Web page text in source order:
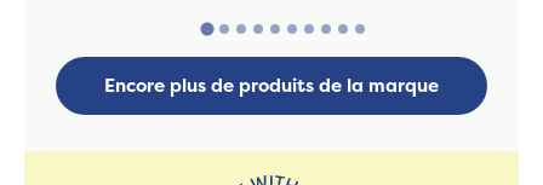
Encore plus de produits de la marque